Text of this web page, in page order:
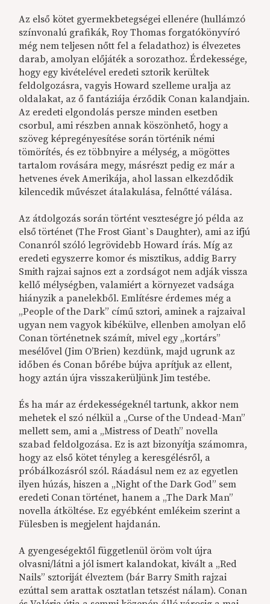
Az első kötet gyermekbetegségei ellenére (hullámzó
színvonalú grafikák, Roy Thomas forgatókönyvíró
még nem teljesen nőtt fel a feladathoz) is élvezetes
darab, amolyan előjáték a sorozathoz. Érdekessége,
hogy egy kivételével eredeti sztorik kerültek
feldolgozásra, vagyis Howard szelleme uralja az
oldalakat, az ő fantáziája érződik Conan kalandjain.
Az eredeti elgondolás persze minden esetben
csorbul, ami részben annak köszönhető, hogy a
szöveg képregényesítése során történik némi
tömörítés, és ez többnyire a mélység, a mögöttes
tartalom rovására megy, másrészt pedig ez már a
hetvenes évek Amerikája, ahol lassan elkezdődik
kilencedik művészet átalakulása, felnőtté válása.
Az átdolgozás során történt veszteségre jó példa az
első történet (The Frost Giant`s Daughter), ami az ifjú
Conanról szóló legrövidebb Howard írás. Míg az
eredeti egyszerre komor és misztikus, addig Barry
Smith rajzai sajnos ezt a zordságot nem adják vissza
kellő mélységben, valamiért a környezet vadsága
hiányzik a panelekből. Említésre érdemes még a
„People of the Dark” című sztori, aminek a rajzaival
ugyan nem vagyok kibékülve, ellenben amolyan elő
Conan történetnek számít, mivel egy „kortárs”
mesélővel (Jim O’Brien) kezdünk, majd ugrunk az
időben és Conan bőrébe bújva aprítjuk az ellent,
hogy aztán újra visszakerüljünk Jim testébe.
És ha már az érdekességeknél tartunk, akkor nem
mehetek el szó nélkül a „Curse of the Undead-Man”
mellett sem, ami a „Mistress of Death” novella
szabad feldolgozása. Ez is azt bizonyítja számomra,
hogy az első kötet tényleg a keresgélésről, a
próbálkozásról szól. Ráadásul nem ez az egyetlen
ilyen húzás, hiszen a „Night of the Dark God” sem
eredeti Conan történet, hanem a „The Dark Man”
novella átköltése. Ez egyébként emlékeim szerint a
Fülesben is megjelent hajdanán.
A gyengeségektől függetlenül öröm volt újra
olvasni/látni a jól ismert kalandokat, kivált a „Red
Nails” sztoriját élveztem (bár Barry Smith rajzai
ezúttal sem arattak osztatlan tetszést nálam). Conan